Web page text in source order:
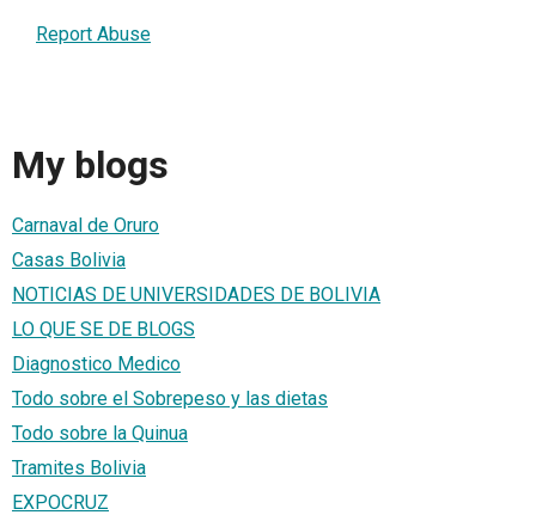
Report Abuse
My blogs
Carnaval de Oruro
Casas Bolivia
NOTICIAS DE UNIVERSIDADES DE BOLIVIA
LO QUE SE DE BLOGS
Diagnostico Medico
Todo sobre el Sobrepeso y las dietas
Todo sobre la Quinua
Tramites Bolivia
EXPOCRUZ